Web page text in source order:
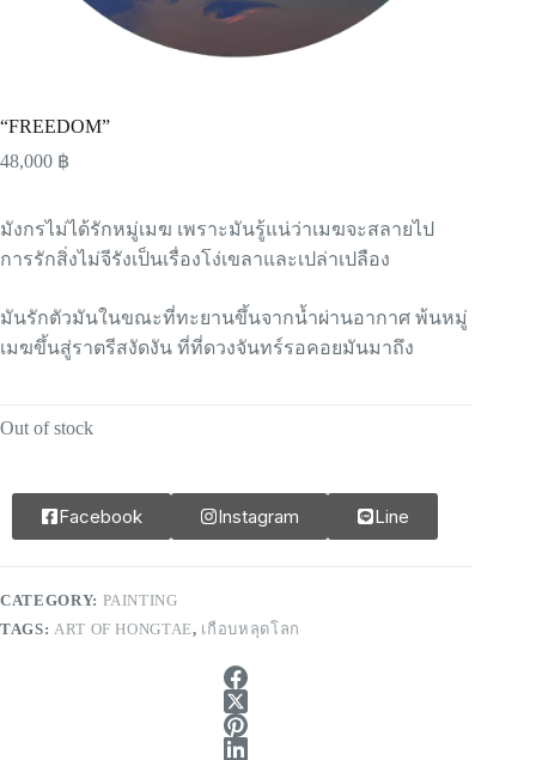
“FREEDOM”
48,000 ฿
มังกรไม่ได้รักหมู่เมฆ เพราะมันรู้แน่ว่าเมฆจะสลายไป
การรักสิ่งไม่จีรังเป็นเรื่องโง่เขลาและเปล่าเปลือง
มันรักตัวมันในขณะที่ทะยานขึ้นจากน้ำผ่านอากาศ พ้นหมู่
เมฆขึ้นสู่ราตรีสงัดงัน ที่ที่ดวงจันทร์รอคอยมันมาถึง
Out of stock
Facebook Instagram Line
CATEGORY: PAINTING
TAGS: ART OF HONGTAE, เกือบหลุดโลก